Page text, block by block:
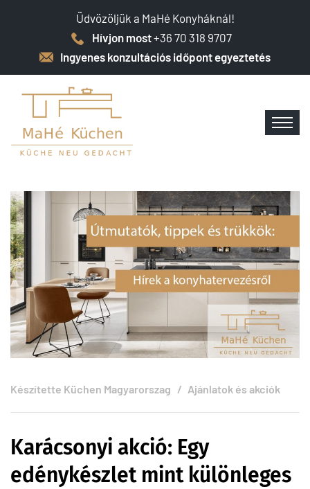
Üdvözöljük a MaHé Konyháknál!
Hívjon most+36 70 318 9707
Ingyenes konzultációs időpont egyeztetés
Készítette Küchen Magyarorszag Ajánlatok és akciók
Karácsonyi akció: Egy
edénykészlet mint különleges